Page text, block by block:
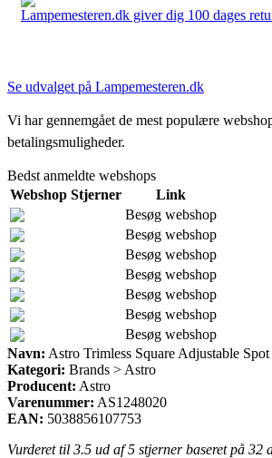
Lampemesteren.dk giver dig 100 dages
Se udvalget på Lampemesteren.dk
Vi har gennemgået de mest populære
betalingsmuligheder.
Bedst anmeldte webshops
Webshop Stjerner
Link
Besøg webshop
Besøg webshop
Besøg webshop
Besøg webshop
Besøg webshop
Besøg webshop
Besøg webshop
Navn: Astro Trimless Square Adjustable
Kategori: Brands > Astro
Producent: Astro
Varenummer: AS1248020
EAN: 5038856107753
Vurderet til 3.5 ud af 5 stjerner baseret på 32